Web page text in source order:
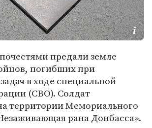
предали земле
погибших при
в ходе специальной
(СВО). Солдат
территории Мемориального
рана Донбасса».